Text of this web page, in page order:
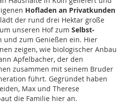
Hofladen an Privatkunden
der rund drei Hektar große
unseren Hof zum Selbst-
und zum Genießen ein. Hier
zeigen, wie biologischer Anbau
Apfelbacher, der den
zusammen mit seinem Bruder
führt. Gegründet haben
Max und Therese
die Familie hier an.